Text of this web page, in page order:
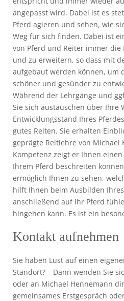
angepasst wird. Dabei ist es
Pferd agieren und sehen, wie
Weg für sich finden. Dabei ist
von Pferd und Reiter immer die
und zu erweitern, so dass mit
aufgebaut werden können, um
schöner und gesünder zu
Während der Lehrgänge und
Sie sich austauschen über Ihre
Entwicklungsstand Ihres
gutes Reiten. Sie erhalten
geprägte Reitlehre von Michael
Kompetenz zeigt er Ihnen
Ihrem Pferd beschreiten
ermöglich Ihnen zu sehen,
hilft Ihnen beim Ausbilden
anschließend auf Ihr Pferd
hingehen kann. Es ist ein
Kontakt aufnehmen
Sie haben Lust auf einen
Standort? – Dann wenden Sie
oder an Michael Hennemann
gemeinsames Erstgespräch